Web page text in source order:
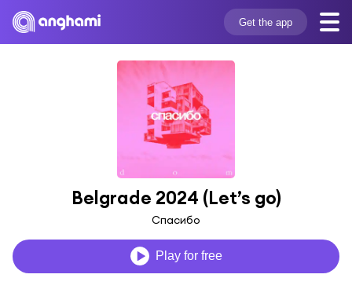
Get the app
Belgrade 2024 (Let’s go)
Спасибо
Play for free